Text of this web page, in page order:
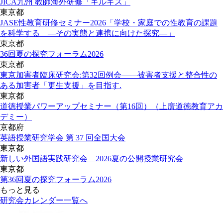
JICA九州 教師海外研修「キルギス」
東京都
JASE性教育研修セミナー2026「学校・家庭での性教育の課題
を科学する ―その実態と連携に向けた探究―」
東京都
36回夏の探究フォーラム2026
東京都
東京加害者臨床研究会:第32回例会――被害者支援と整合性の
ある加害者「更生支援」を目指す.
東京都
道徳授業パワーアップセミナー（第16回）（上廣道徳教育アカ
デミー）
京都府
英語授業研究学会 第 37 回全国大会
東京都
新しい外国語実践研究会 2026夏の公開授業研究会
東京都
第36回夏の探究フォーラム2026
もっと見る
研究会カレンダー一覧へ